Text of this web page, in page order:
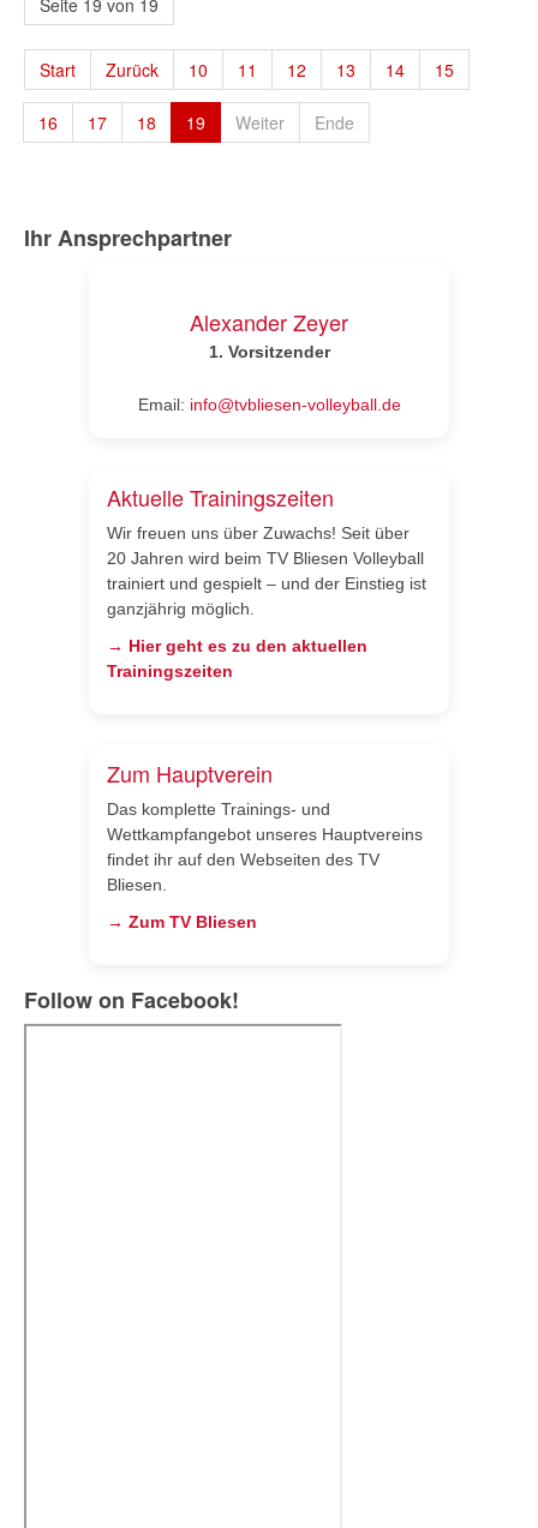
Seite 19 von 19
Start Zurück 10 11 12 13 14 15
16 17 18 19 Weiter Ende
Ihr Ansprechpartner
Alexander Zeyer
1. Vorsitzender
Email: info@tvbliesen-volleyball.de
Aktuelle Trainingszeiten
Wir freuen uns über Zuwachs! Seit über
20 Jahren wird beim TV Bliesen Volleyball
trainiert und gespielt – und der Einstieg ist
ganzjährig möglich.
→ Hier geht es zu den aktuellen
Trainingszeiten
Zum Hauptverein
Das komplette Trainings- und
Wettkampfangebot unseres Hauptvereins
findet ihr auf den Webseiten des TV
Bliesen.
→ Zum TV Bliesen
Follow on Facebook!